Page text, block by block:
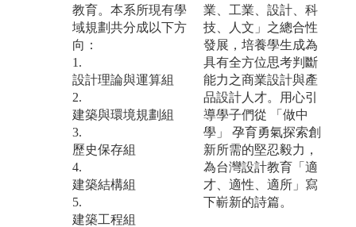
教育。本系所現有學
域規劃共分成以下方
向：
1.
設計理論與運算組
2.
建築與環境規劃組
3.
歷史保存組
4.
建築結構組
5.
建築工程組
業、工業、設計、科
技、人文」之總合性
發展，培養學生成為
具有全方位思考判斷
能力之商業設計與產
品設計人才。用心引
導學子們從 「做中
學」 孕育勇氣探索創
新所需的堅忍毅力，
為台灣設計教育「適
才、適性、適所」寫
下嶄新的詩篇。